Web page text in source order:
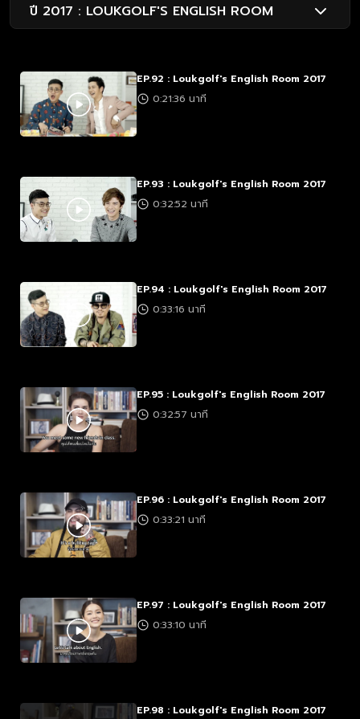
ปี 2017 : LOUKGOLF'S ENGLISH ROOM
EP.92 : Loukgolf's English Room 2017
0:21:36 นาที
EP.93 : Loukgolf's English Room 2017
0:32:52 นาที
EP.94 : Loukgolf's English Room 2017
0:33:16 นาที
EP.95 : Loukgolf's English Room 2017
0:32:57 นาที
EP.96 : Loukgolf's English Room 2017
0:33:21 นาที
EP.97 : Loukgolf's English Room 2017
0:33:10 นาที
EP.98 : Loukgolf's English Room 2017